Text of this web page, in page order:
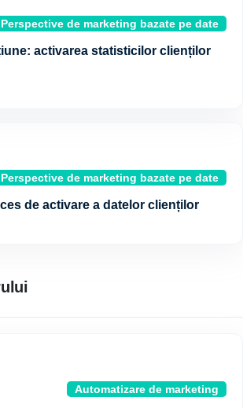
Perspective de marketing bazate pe date
activarea statisticilor clienților
Perspective de marketing bazate pe date
de activare a datelor clienților
Automatizare de marketing